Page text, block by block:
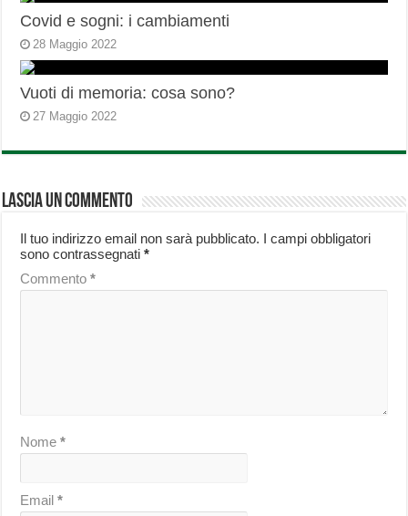
Covid e sogni: i cambiamenti
28 Maggio 2022
Vuoti di memoria: cosa sono?
27 Maggio 2022
Lascia un commento
Il tuo indirizzo email non sarà pubblicato. I campi obbligatori
sono contrassegnati*
Commento*
Nome*
Email*